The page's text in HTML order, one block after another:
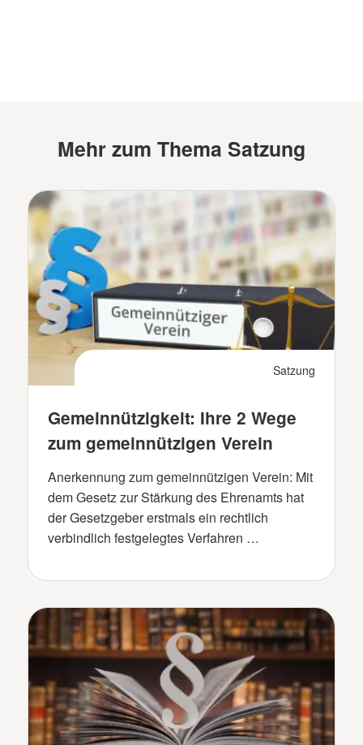
Mehr zum Thema Satzung
Satzung
Gemeinnützigkeit: Ihre 2 Wege
zum gemeinnützigen Verein
Anerkennung zum gemeinnützigen Verein: Mit
dem Gesetz zur Stärkung des Ehrenamts hat
der Gesetzgeber erstmals ein rechtlich
verbindlich festgelegtes Verfahren …